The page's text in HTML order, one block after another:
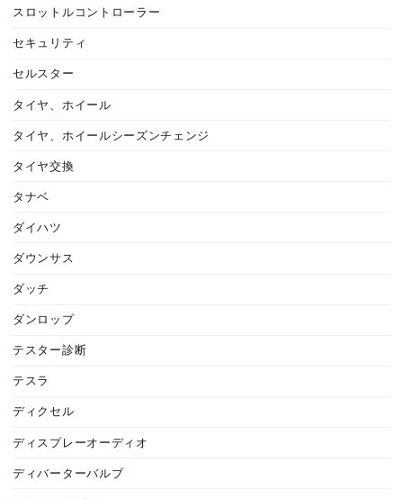
スロットルコントローラー
セキュリティ
セルスター
タイヤ、ホイール
タイヤ、ホイールシーズンチェンジ
タイヤ交換
タナベ
ダイハツ
ダウンサス
ダッチ
ダンロップ
テスター診断
テスラ
ディクセル
ディスプレーオーディオ
ディバーターバルブ